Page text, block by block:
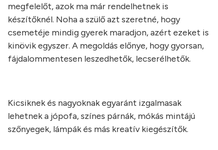
megfelelőt, azok ma már rendelhetnek is
készítőknél. Noha a szülő azt szeretné, hogy
csemetéje mindig gyerek maradjon, azért ezeket is
kinövik egyszer. A megoldás előnye, hogy gyorsan,
fájdalommentesen leszedhetők, lecserélhetők.
Kicsiknek és nagyoknak egyaránt izgalmasak
lehetnek a jópofa, színes párnák, mókás mintájú
szőnyegek, lámpák és más kreatív kiegészítők.